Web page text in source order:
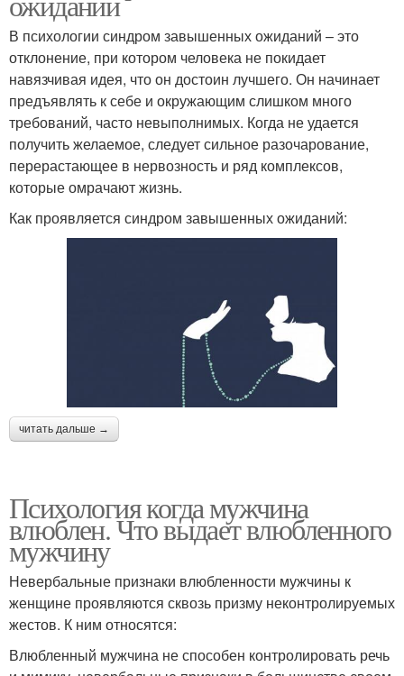
В психологии синдром завышенных ожиданий – это
отклонение, при котором человека не покидает
навязчивая идея, что он достоин лучшего. Он начинает
предъявлять к себе и окружающим слишком много
требований, часто невыполнимых. Когда не удается
получить желаемое, следует сильное разочарование,
перерастающее в нервозность и ряд комплексов,
которые омрачают жизнь.
Как проявляется синдром завышенных ожиданий:
читать дальше →
Психология когда мужчина
влюблен. Что выдает влюбленного
мужчину
Невербальные признаки влюбленности мужчины к
женщине проявляются сквозь призму неконтролируемых
жестов. К ним относятся:
Влюбленный мужчина не способен контролировать речь